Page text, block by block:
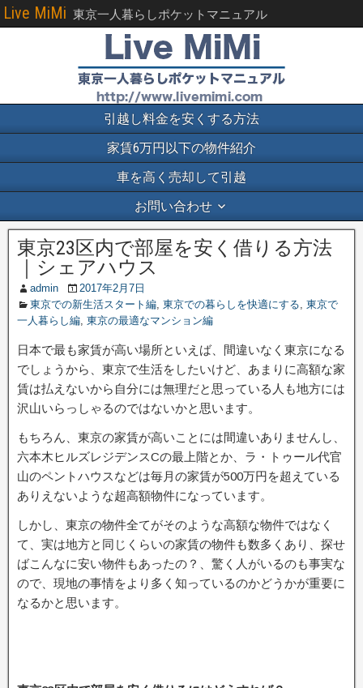
Live MiMi 東京一人暮らしポケットマニュアル
引越し料金を安くする方法
家賃6万円以下の物件紹介
車を高く売却して引越
お問い合わせ
東京23区内で部屋を安く借りる方法
｜シェアハウス
admin
2017年2月7日
東京での新生活スタート編, 東京での暮らしを快適にする, 東京で
一人暮らし編, 東京の最適なマンション編
日本で最も家賃が高い場所といえば、間違いなく東京になる
でしょうから、東京で生活をしたいけど、あまりに高額な家
賃は払えないから自分には無理だと思っている人も地方には
沢山いらっしゃるのではないかと思います。
もちろん、東京の家賃が高いことには間違いありませんし、
六本木ヒルズレジデンスCの最上階とか、ラ・トゥール代官
山のペントハウスなどは毎月の家賃が500万円を超えている
ありえないような超高額物件になっています。
しかし、東京の物件全てがそのような高額な物件ではなく
て、実は地方と同じくらいの家賃の物件も数多くあり、探せ
ばこんなに安い物件もあったの？、驚く人がいるのも事実な
ので、現地の事情をより多く知っているのかどうかが重要に
なるかと思います。